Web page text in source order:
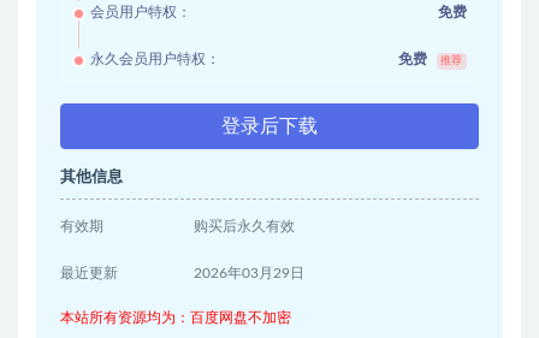
会员用户特权： 免费
永久会员用户特权： 免费 推荐
登录后下载
其他信息
有效期 购买后永久有效
最近更新 2026年03月29日
本站所有资源均为：百度网盘不加密